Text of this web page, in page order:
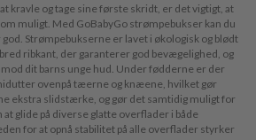
kravle og tage sine første skridt, er det vigtigt, at
muligt. Med GoBabyGo strømpebukser kan du
Strømpebukserne er lavet i økologisk og blødt
ribkant, der garanterer god bevægelighed, og
dit barns unge hud. Under fødderne er der
ovenpå tæerne og knæene, hvilket gør
ekstra slidstærke, og gør det samtidig muligt for
glide på diverse glatte overflader i både
for at opnå stabilitet på alle overflader styrker